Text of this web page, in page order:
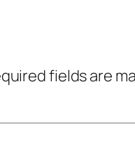
fields are